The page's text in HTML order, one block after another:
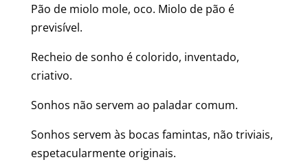
Pão de miolo mole, oco. Miolo de pão é
previsível.
Recheio de sonho é colorido, inventado,
criativo.
Sonhos não servem ao paladar comum.
Sonhos servem às bocas famintas, não triviais,
espetacularmente originais.